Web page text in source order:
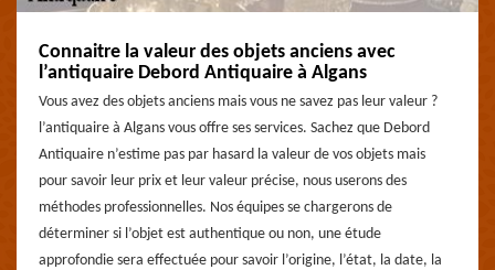
Connaitre la valeur des objets anciens avec
l’antiquaire Debord Antiquaire à Algans
Vous avez des objets anciens mais vous ne savez pas leur valeur ?
l’antiquaire à Algans vous offre ses services. Sachez que Debord
Antiquaire n’estime pas par hasard la valeur de vos objets mais
pour savoir leur prix et leur valeur précise, nous userons des
méthodes professionnelles. Nos équipes se chargerons de
déterminer si l’objet est authentique ou non, une étude
approfondie sera effectuée pour savoir l’origine, l’état, la date, la